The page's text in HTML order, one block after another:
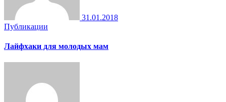
31.01.2018
Публикации
Лайфхаки для молодых мам